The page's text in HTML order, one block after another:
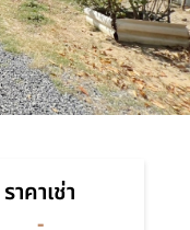
ราคาเช่า